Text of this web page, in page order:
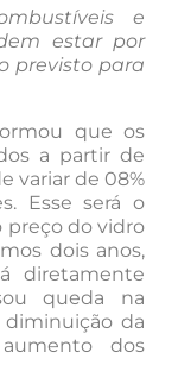
e
estar por
previsto para
que os
a partir de
variar de 08%
Esse será o
preço do vidro
dois anos,
diretamente
queda na
da
dos